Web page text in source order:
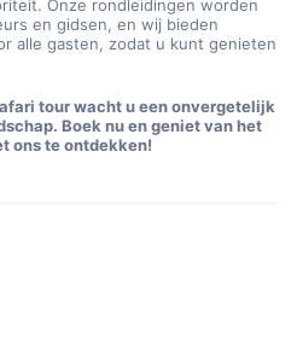
Onze rondleidingen worden
en gidsen, en wij bieden
alle gasten, zodat u kunt genieten
tour wacht u een onvergetelijk
Boek nu en geniet van het
ons te ontdekken!